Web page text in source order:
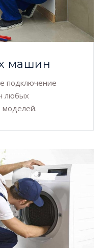
машин
подключение
любых
моделей.